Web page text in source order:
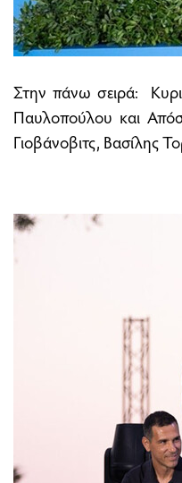
Στην πάνω σειρά:
Παυλοπούλου και
Γιοβάνοβιτς, Βασίλης